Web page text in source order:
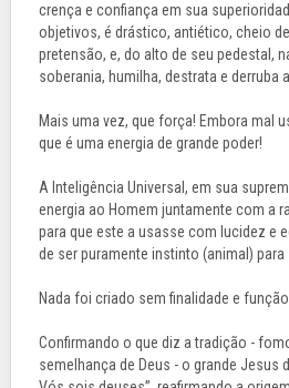
crença e confiança em sua
objetivos, é drástico, antiético, cheio
pretensão, e, do alto de seu pedestal,
soberania, humilha, destrata e derruba
Mais uma vez, que força! Embora mal
que é uma energia de grande poder!
A Inteligência Universal, em sua
energia ao Homem juntamente com a
para que este a usasse com lucidez e
de ser puramente instinto (animal)
Nada foi criado sem finalidade e função.
Confirmando o que diz a tradição -
semelhança de Deus - o grande Jesus